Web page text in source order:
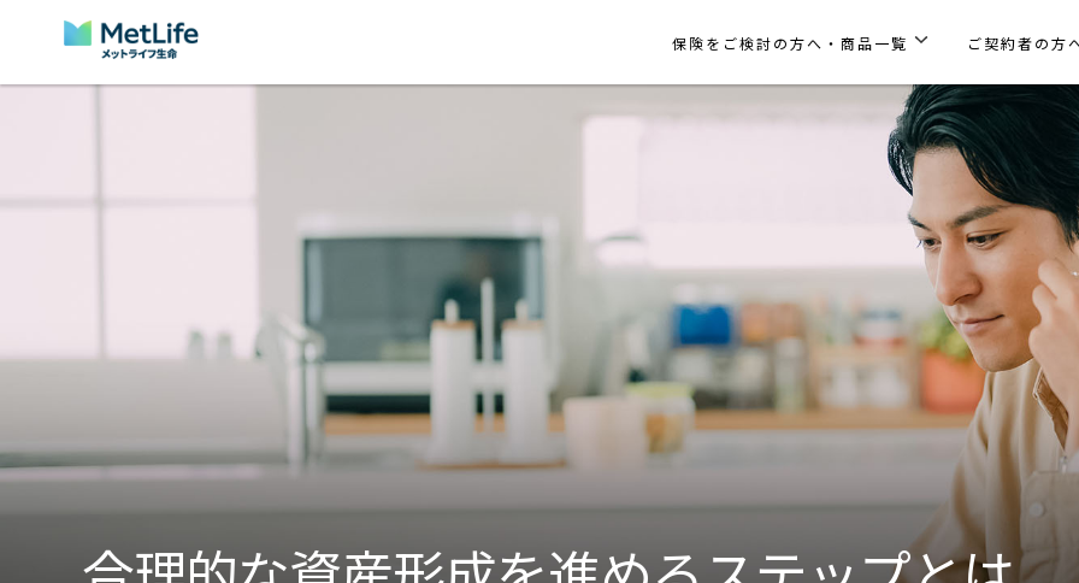
Skip Navigation
保険をご検討の方へ・商品一覧 ご契約者の方